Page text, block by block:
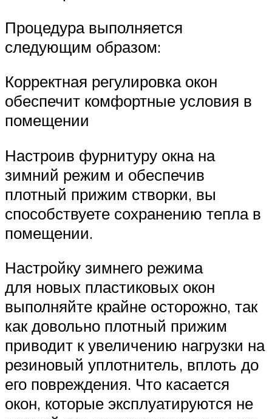
Процедура выполняется
следующим образом:
Корректная регулировка окон
обеспечит комфортные условия в
помещении
Настроив фурнитуру окна на
зимний режим и обеспечив
плотный прижим створки, вы
способствуете сохранению тепла в
помещении.
Настройку зимнего режима
для новых пластиковых окон
выполняйте крайне осторожно, так
как довольно плотный прижим
приводит к увеличению нагрузки на
резиновый уплотнитель, вплоть до
его повреждения. Что касается
окон, которые эксплуатируются не